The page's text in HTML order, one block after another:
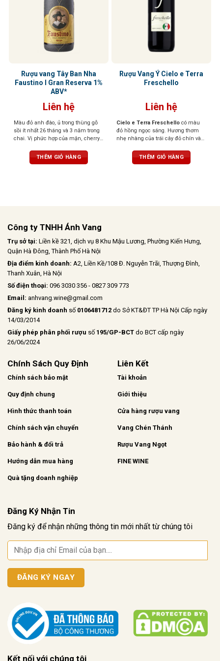
Rượu vang Tây Ban Nha
Faustino I Gran Reserva 1%
ABV*
Liên hệ
Màu đỏ anh đào, ủ trong thùng gỗ
sồi ít nhất 26 tháng và 3 năm trong
chai. Vị phức hợp của mận, cherry,
hậu vị sâu lắngTHÊM GIỎ HÀNG
Rượu Vang Ý Cielo e Terra
Freschello
Liên hệ
Cielo e Terra Freschello có màu
đỏ hồng ngọc sáng. Hương thơm
nhẹ nhàng của trái cây đỏ chín và
ngọt ngào khi thưởng thức.
THÊM GIỎ HÀNG
Công ty TNHH Ánh Vang
Trụ sở tại: Liền kề 321, dịch vụ 8 Khu Mậu Lương, Phường Kiến Hưng,
Quận Hà Đông, Thành Phố Hà Nội
Địa điểm kinh doanh: A2, Liền Kề/108 Đ. Nguyễn Trãi, Thượng Đình,
Thanh Xuân, Hà Nội
Số điện thoại: 096 3030 356 - 0827 309 773
Email: anhvang.wine@gmail.com
Đăng ký kinh doanh số 0106481712 do Sở KT&ĐT TP Hà Nội Cấp ngày
14/03/2014
Giấy phép phân phối rượu số 195/GP-BCT do BCT cấp ngày
26/06/2024
Chính Sách Quy Định
Chính sách bảo mật
Quy định chung
Hình thức thanh toán
Chính sách vận chuyển
Bảo hành & đổi trả
Hướng dẫn mua hàng
Quà tặng doanh nghiệp
Liên Kết
Tài khoản
Giới thiệu
Cửa hàng rượu vang
Vang Chén Thánh
Rượu Vang Ngọt
FINE WINE
Đăng Ký Nhận Tin
Đăng ký để nhận những thông tin mới nhất từ chúng tôi
Kết nối với chúng tôi